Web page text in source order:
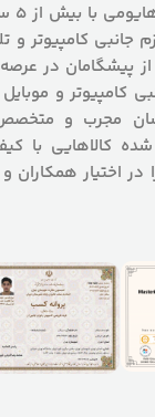
جانبی کامپیوتر و
پیشگامان در
کامپیوتر و
مجرب و
کالاهایی با
در اختیار همکاران